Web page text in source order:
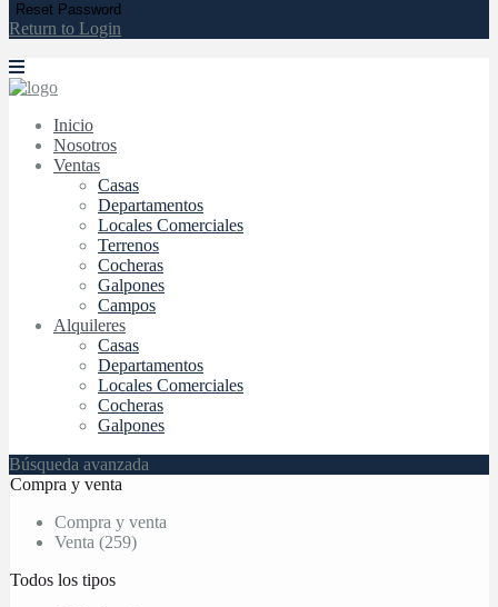
Reset Password
Return to Login
Inicio
Nosotros
Ventas
Casas
Departamentos
Locales Comerciales
Terrenos
Cocheras
Galpones
Campos
Alquileres
Casas
Departamentos
Locales Comerciales
Cocheras
Galpones
Búsqueda avanzada
Compra y venta
Compra y venta
Venta (259)
Todos los tipos